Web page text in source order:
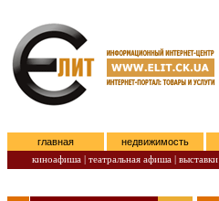
главная недвижимость
киноафиша | театральная афиша | выставки